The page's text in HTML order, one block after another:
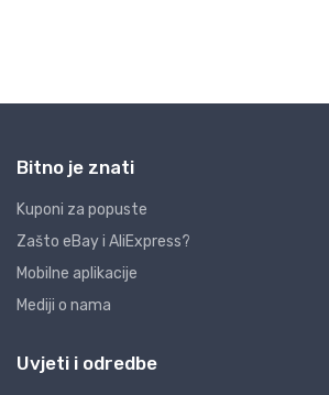
Bitno je znati
Kuponi za popuste
Zašto eBay i AliExpress?
Mobilne aplikacije
Mediji o nama
Uvjeti i odredbe